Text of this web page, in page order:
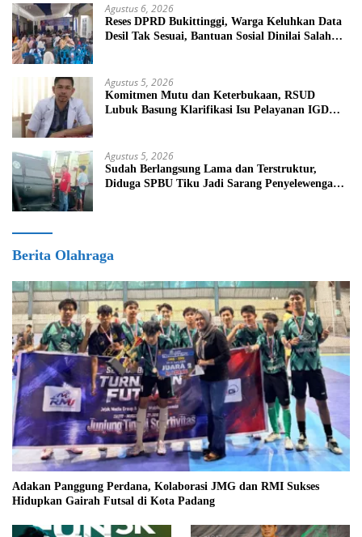
Agustus 6, 2026
Reses DPRD Bukittinggi, Warga Keluhkan Data
Desil Tak Sesuai, Bantuan Sosial Dinilai Salah
Agustus 5, 2026
Komitmen Mutu dan Keterbukaan, RSUD
Lubuk Basung Klarifikasi Isu Pelayanan IGD
Agustus 5, 2026
Sudah Berlangsung Lama dan Terstruktur,
Diduga SPBU Tiku Jadi Sarang Penyelewengan
Berita Olahraga
Adakan Panggung Perdana, Kolaborasi JMG dan RMI Sukses
Hidupkan Gairah Futsal di Kota Padang